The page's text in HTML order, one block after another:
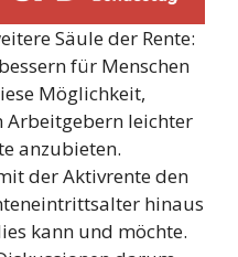
Säule der Rente:
für Menschen
Möglichkeit,
Arbeitgebern leichter
anzubieten.
der Aktivrente den
hinaus
kann und möchte.